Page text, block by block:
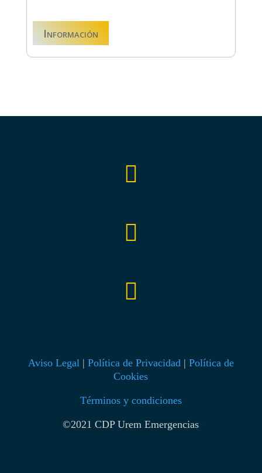
Información



Aviso Legal| Política de Privacidad| Política de
Cookies
Términos y condiciones
©2021 CDP Urem Emergencias